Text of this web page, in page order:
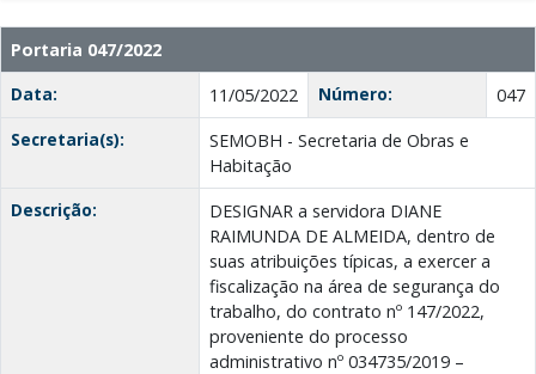
Portaria 047/2022
Data:
11/05/2022 Número:
047
Secretaria(s):
SEMOBH - Secretaria de Obras e
Habitação
Descrição:
DESIGNAR a servidora DIANE
RAIMUNDA DE ALMEIDA, dentro de
suas atribuições típicas, a exercer a
fiscalização na área de segurança do
trabalho, do contrato nº 147/2022,
proveniente do processo
administrativo nº 034735/2019 –